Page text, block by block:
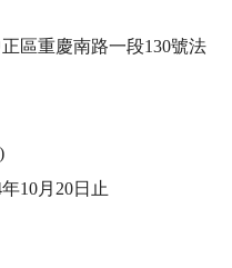
區重慶南路一段130號法
10月20日止